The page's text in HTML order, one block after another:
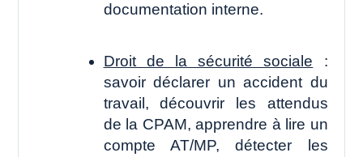
documentation interne.
Droit de la sécurité sociale :
savoir déclarer un accident du
travail, découvrir les attendus
de la CPAM, apprendre à lire un
compte AT/MP, détecter les